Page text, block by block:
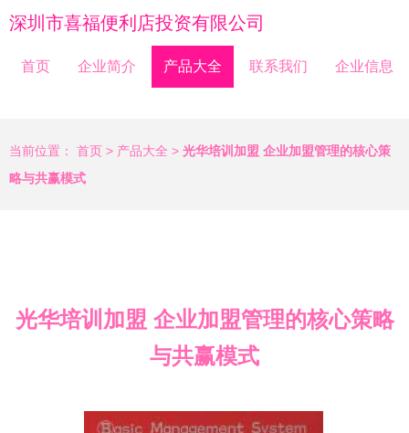
深圳市喜福便利店投资有限公司
首页 企业简介 产品大全 联系我们 企业信息
当前位置： 首页 > 产品大全 > 光华培训加盟 企业加盟管理的核心策
略与共赢模式
光华培训加盟 企业加盟管理的核心策略
与共赢模式